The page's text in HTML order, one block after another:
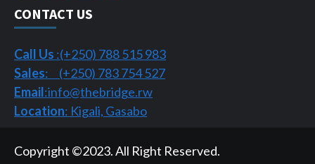
CONTACT US
Call Us :(+250) 788 515 983
Sales: (+250) 783 754 527
Email:info@thebridge.rw
Location: Kigali, Gasabo
Copyright ©2023. All Right Reserved.